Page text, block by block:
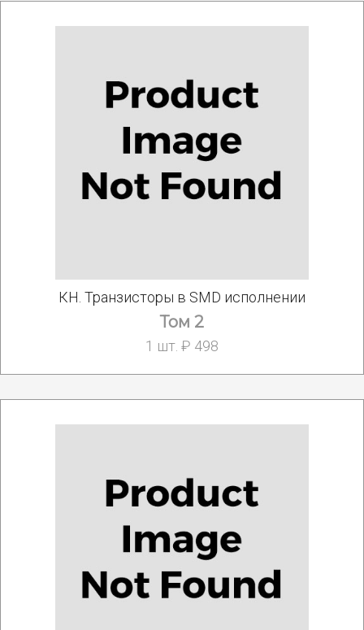
КН. Транзисторы в SMD исполнении
Том 2
1 шт. ₽ 498